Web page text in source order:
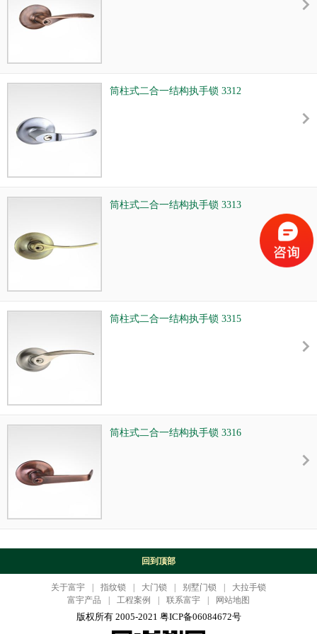
筒柱式二合一结构执手锁 3312
筒柱式二合一结构执手锁 3313
筒柱式二合一结构执手锁 3315
筒柱式二合一结构执手锁 3316
回到顶部
关于富宇 指纹锁 大门锁 别墅门锁
大拉手锁
富宇产品
工程案例 联系富宇 网站地图
版权所有 2005-2021 粤ICP备06084672号